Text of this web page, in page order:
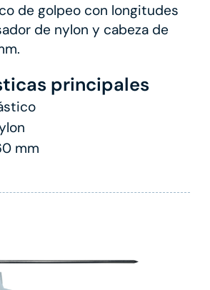
de golpeo con longitudes
de nylon y cabeza de
principales
mm